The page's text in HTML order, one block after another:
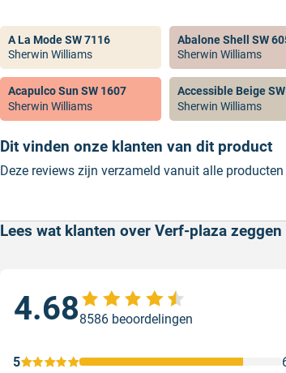
A La Mode SW 7116
Sherwin Williams
Abalone Shell SW
Sherwin Williams
Acapulco Sun SW 1607
Sherwin Williams
Accessible Beige
Sherwin Williams
Dit vinden onze klanten van dit product
Deze reviews zijn verzameld vanuit alle
Lees wat klanten over Verf-plaza zeggen
4.688586 beoordelingen
5